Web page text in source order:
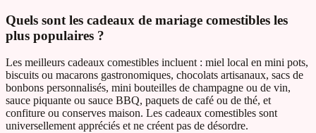
Quels sont les cadeaux de mariage comestibles les
plus populaires ?
Les meilleurs cadeaux comestibles incluent : miel local en mini pots,
biscuits ou macarons gastronomiques, chocolats artisanaux, sacs de
bonbons personnalisés, mini bouteilles de champagne ou de vin,
sauce piquante ou sauce BBQ, paquets de café ou de thé, et
confiture ou conserves maison. Les cadeaux comestibles sont
universellement appréciés et ne créent pas de désordre.